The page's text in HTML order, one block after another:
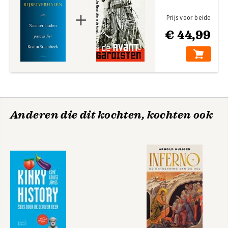
€ 44,99
Prijs voor beide
Anderen die dit kochten, kochten ook